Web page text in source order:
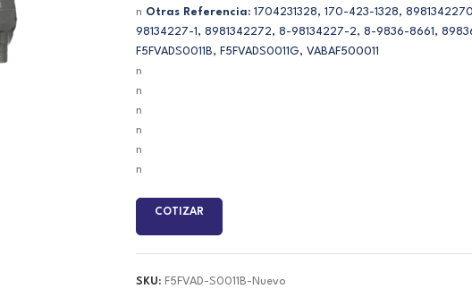
n Otras Referencia: 1704231328, 170-423-1328,
98134227-1, 8981342272, 8-98134227-2, 8-9836-8661,
F5FVADS0011B, F5FVADS0011G, VABAF500011
n
n
n
n
n
n
COTIZAR
SKU: F5FVAD-S0011B-Nuevo